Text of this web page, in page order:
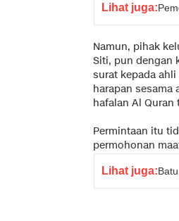
Lihat juga:
Namun, pihak
Siti, pun dengan
surat kepada
harapan sesama
hafalan Al
Permintaan itu
permohonan
Lihat juga: